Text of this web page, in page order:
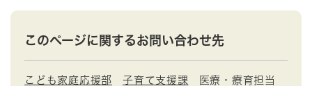
このページに関するお問い合わせ先
こども家庭応援部 子育て支援課 医療・療育担当